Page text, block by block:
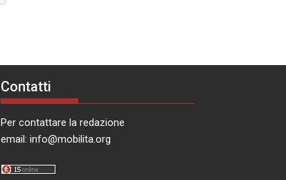
Contatti
Per contattare la redazione
email: info@mobilita.org